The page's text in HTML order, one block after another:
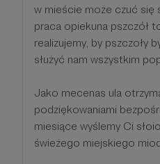
w mieście może czuć się
praca opiekuna pszczół
realizujemy, by pszczoły
służyć nam wszystkim
Jako mecenas ula
podziękowaniami
miesiące wyślemy Ci
świeżego miejskiego